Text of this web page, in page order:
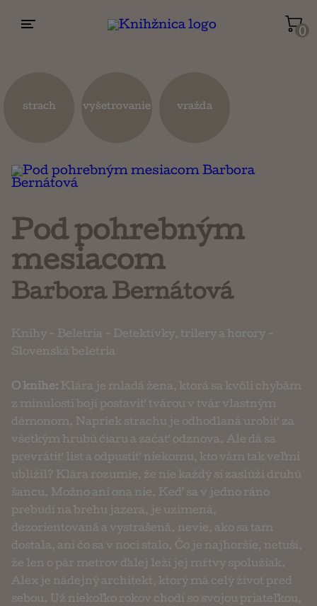
0
Náboženstvo a ezoterika
strach vyšetrovanie vražda
Pod pohrebným
mesiacom
Barbora Bernátová
Knihy - Beletria - Detektívky, trilery a horory -
Slovenská beletria
O knihe: Klára je mladá žena, ktorá sa kvôli chybám
z minulosti bojí postaviť tvárou v tvár vlastným
démonom. Napriek strachu je odhodlaná urobiť za
všetkým hrubú čiaru a začať odznova. Ale dá sa
prevrátiť list a odpustiť niekomu, kto vám tak veľmi
ublížil? Klára rozumie, že nie každý si zaslúži druhú
šancu. Možno ani ona nie. Keď sa v jedno ráno
prebudí na brehu jazera, je uzimená,
dezorientovaná a vystrašená. nevie, ako sa tam
dostala, ani čo sa v noci stalo. Čo je najhoršie, netuší,
že len o pár metrov ďalej leží jej mŕtvy spolužiak.
Alex je nádejný architekt, ktorý má celý život pred
sebou. Už niekoľko rokov chodí so svojou priateľkou,